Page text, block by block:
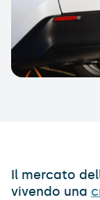
Il mercato
vivendo una